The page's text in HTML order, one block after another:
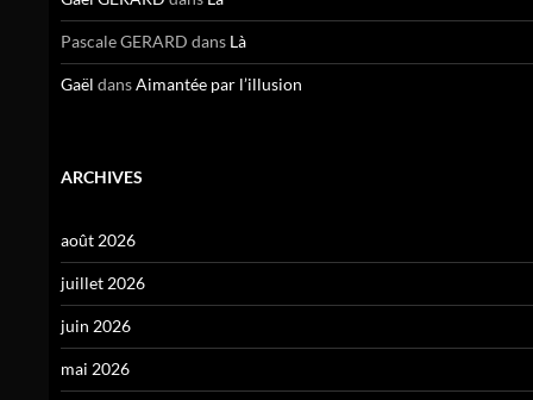
Pascale GERARD dans Là
Gaël dansAimantée par l’illusion
ARCHIVES
août 2026
juillet 2026
juin 2026
mai 2026